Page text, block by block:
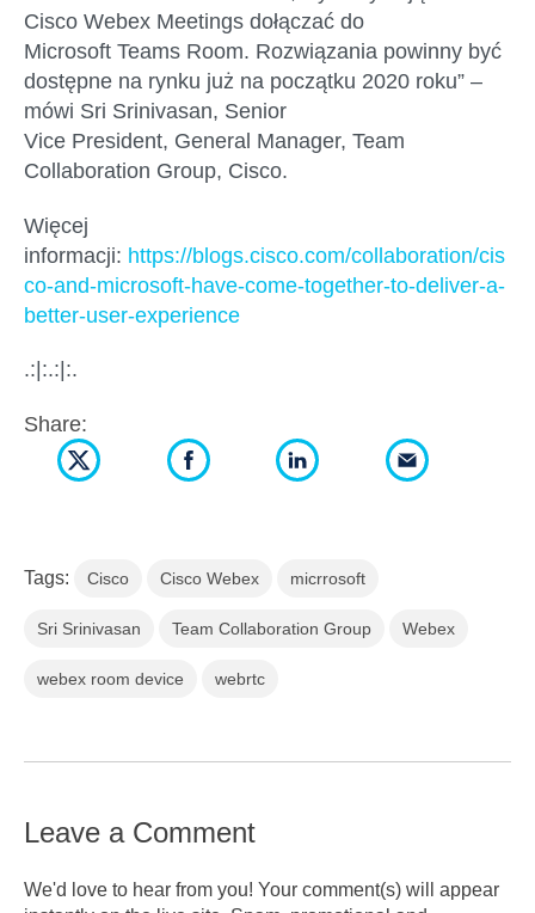
Cisco Webex Meetings dołączać do
Microsoft Teams Room. Rozwiązania powinny być
dostępne na rynku już na początku 2020 roku” –
mówi Sri Srinivasan, Senior
Vice President, General Manager, Team
Collaboration Group, Cisco.
Więcej
informacji: https://blogs.cisco.com/collaboration/cis
co-and-microsoft-have-come-together-to-deliver-a-
better-user-experience
.:|:.:|:.
Share:
Tags: Cisco Cisco Webex micrrosoft
Sri Srinivasan Team Collaboration Group Webex
webex room device webrtc
Leave a Comment
We'd love to hear from you! Your comment(s) will appear